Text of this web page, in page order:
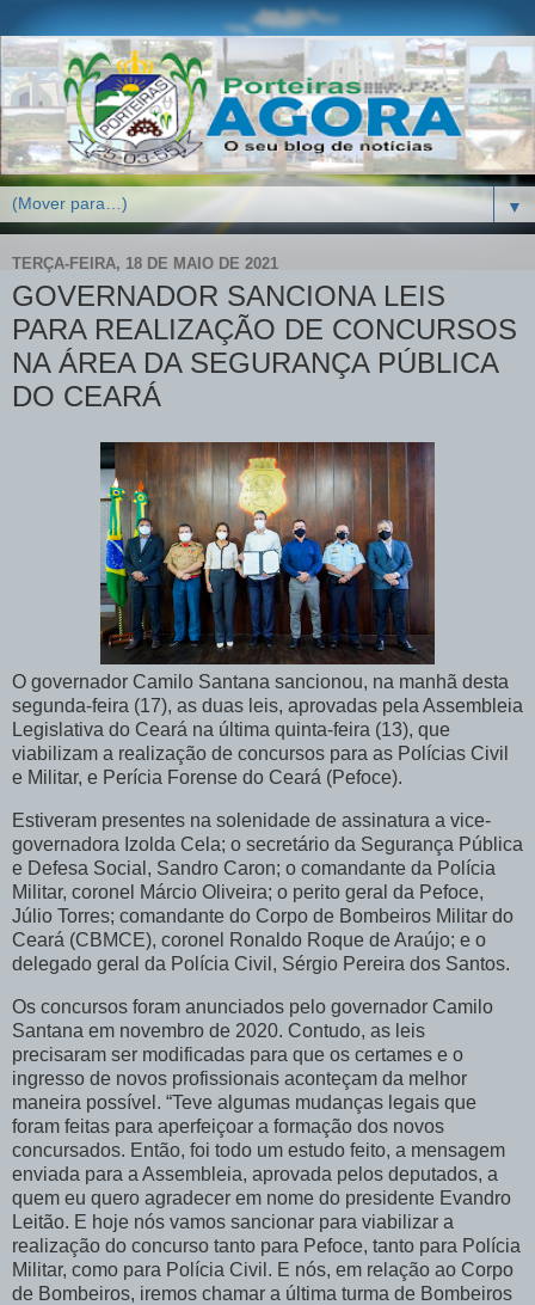
▼
TERÇA-FEIRA, 18 DE MAIO DE 2021
GOVERNADOR SANCIONA LEIS
PARA REALIZAÇÃO DE CONCURSOS
NA ÁREA DA SEGURANÇA PÚBLICA
DO CEARÁ
O governador Camilo Santana sancionou, na manhã desta
segunda-feira (17), as duas leis, aprovadas pela Assembleia
Legislativa do Ceará na última quinta-feira (13), que
viabilizam a realização de concursos para as Polícias Civil
e Militar, e Perícia Forense do Ceará (Pefoce).
Estiveram presentes na solenidade de assinatura a vice-
governadora Izolda Cela; o secretário da Segurança Pública
e Defesa Social, Sandro Caron; o comandante da Polícia
Militar, coronel Márcio Oliveira; o perito geral da Pefoce,
Júlio Torres; comandante do Corpo de Bombeiros Militar do
Ceará (CBMCE), coronel Ronaldo Roque de Araújo; e o
delegado geral da Polícia Civil, Sérgio Pereira dos Santos.
Os concursos foram anunciados pelo governador Camilo
Santana em novembro de 2020. Contudo, as leis
precisaram ser modificadas para que os certames e o
ingresso de novos profissionais aconteçam da melhor
maneira possível. “Teve algumas mudanças legais que
foram feitas para aperfeiçoar a formação dos novos
concursados. Então, foi todo um estudo feito, a mensagem
enviada para a Assembleia, aprovada pelos deputados, a
quem eu quero agradecer em nome do presidente Evandro
Leitão. E hoje nós vamos sancionar para viabilizar a
realização do concurso tanto para Pefoce, tanto para Polícia
Militar, como para Polícia Civil. E nós, em relação ao Corpo
de Bombeiros, iremos chamar a última turma de Bombeiros